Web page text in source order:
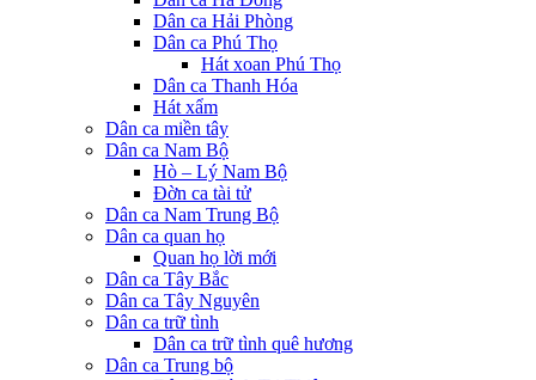
Dân ca Hải Phòng
Dân ca Phú Thọ
Hát xoan Phú Thọ
Dân ca Thanh Hóa
Hát xẩm
Dân ca miền tây
Dân ca Nam Bộ
Hò – Lý Nam Bộ
Đờn ca tài tử
Dân ca Nam Trung Bộ
Dân ca quan họ
Quan họ lời mới
Dân ca Tây Bắc
Dân ca Tây Nguyên
Dân ca trữ tình
Dân ca trữ tình quê hương
Dân ca Trung bộ